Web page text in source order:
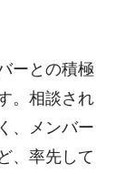
ーとの積極
。相談され
、メンバー
、率先して